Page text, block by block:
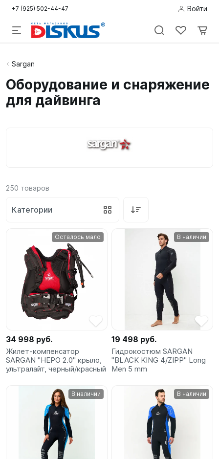
+7 (925) 502-44-47 Войти
Подводная
Дайвинг
сёрфинг
Подарочные
Карты
Бренды
Sargan
Оборудование и снаряжение
для дайвинга
250 товаров
Категории
Осталось мало
34 998 руб.
Жилет-компенсатор
SARGAN "НЕРО 2.0" крыло,
ультралайт, черный/красный
В наличии
19 498 руб.
Гидрокостюм SARGAN
"BLACK KING 4/ZIPP" Long
Men 5 mm
В наличии В наличии